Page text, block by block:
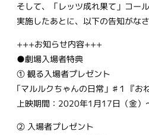
そして、「レッツ成れ果て」コー
実施したあとに、以下の告知がなさ
+++お知らせ内容+++
●劇場入場者特典
① 観る入場者プレゼント
｢マルルクちゃんの日常」♯１『お
上映期間：2020年1月17日（金）
② 入場者プレゼント